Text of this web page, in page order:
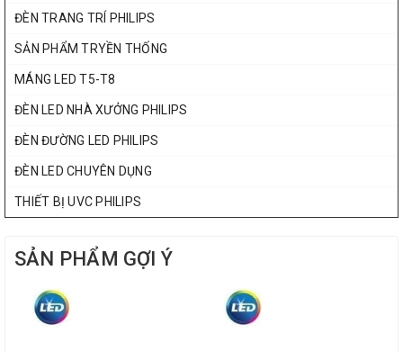
ĐÈN TRANG TRÍ PHILIPS
SẢN PHẨM TRYỀN THỐNG
MÁNG LED T5-T8
ĐÈN LED NHÀ XƯỞNG PHILIPS
ĐÈN ĐƯỜNG LED PHILIPS
ĐÈN LED CHUYÊN DỤNG
THIẾT BỊ UVC PHILIPS
SẢN PHẨM GỢI Ý